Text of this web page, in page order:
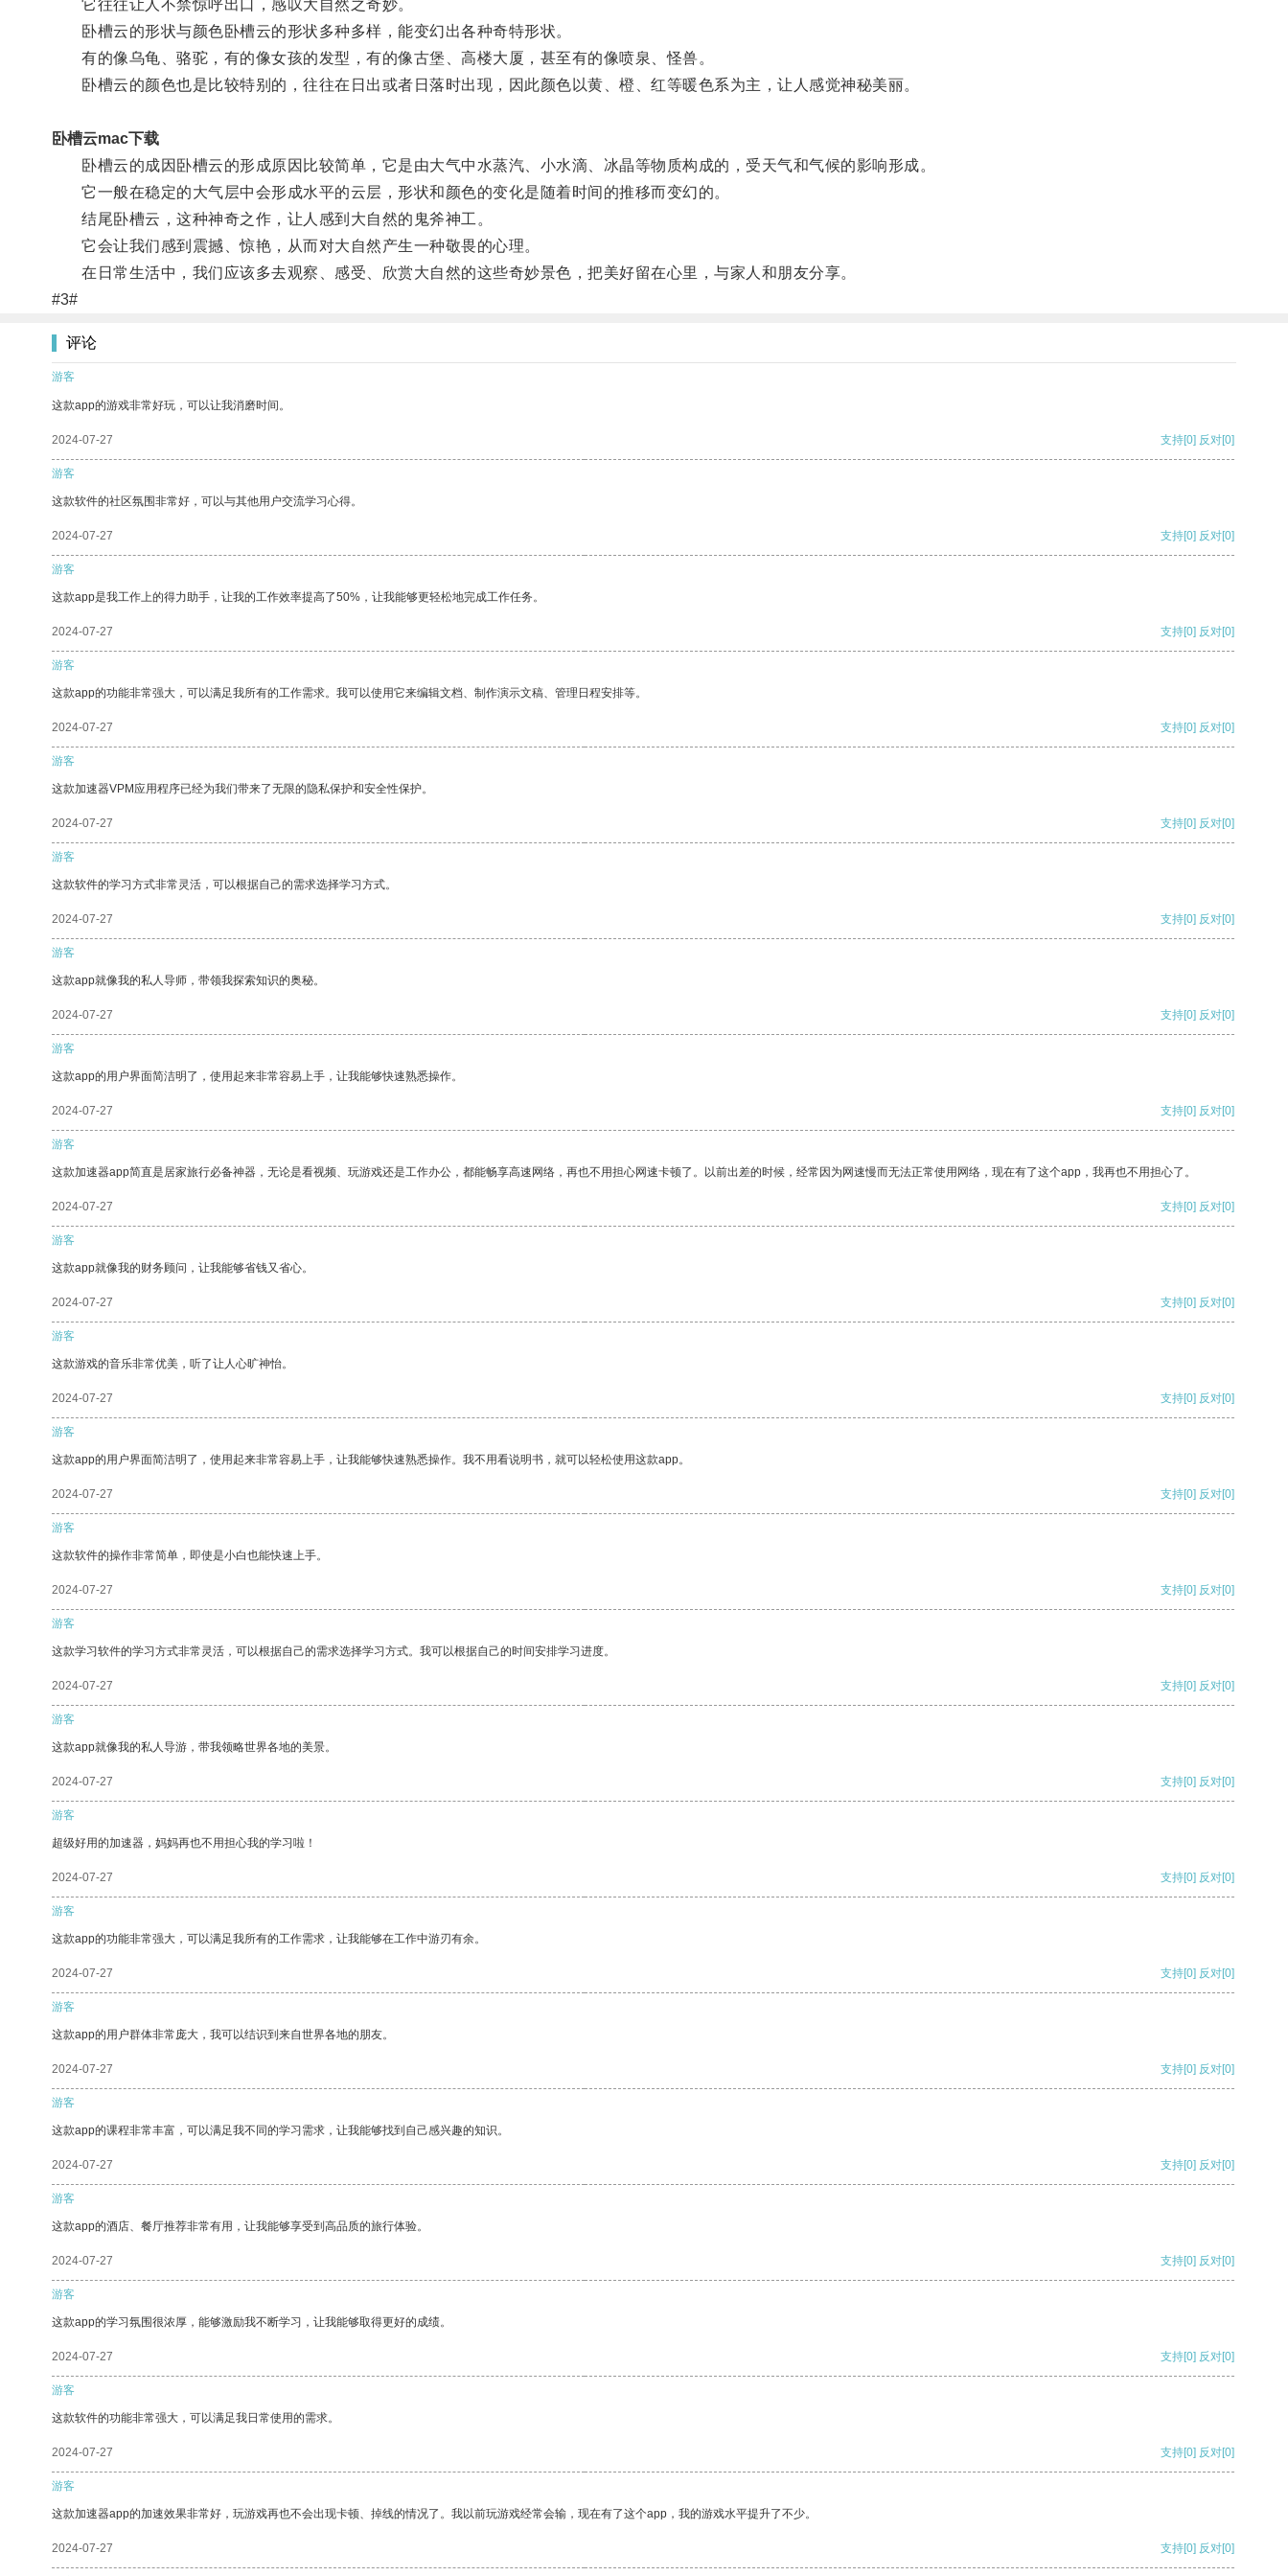
它往往让人不禁惊呼出口，感叹大自然之奇妙。
卧槽云的形状与颜色卧槽云的形状多种多样，能变幻出各种奇特形状。
有的像乌龟、骆驼，有的像女孩的发型，有的像古堡、高楼大厦，甚至有的像喷泉、怪兽。
卧槽云的颜色也是比较特别的，往往在日出或者日落时出现，因此颜色以黄、橙、红等暖色系为主，让人感觉神秘美丽。
卧槽云mac下载
卧槽云的成因卧槽云的形成原因比较简单，它是由大气中水蒸汽、小水滴、冰晶等物质构成的，受天气和气候的影响形成。
它一般在稳定的大气层中会形成水平的云层，形状和颜色的变化是随着时间的推移而变幻的。
结尾卧槽云，这种神奇之作，让人感到大自然的鬼斧神工。
它会让我们感到震撼、惊艳，从而对大自然产生一种敬畏的心理。
在日常生活中，我们应该多去观察、感受、欣赏大自然的这些奇妙景色，把美好留在心里，与家人和朋友分享。
#3#
评论
游客
这款app的游戏非常好玩，可以让我消磨时间。
2024-07-27 支持[0] 反对[0]
游客
这款软件的社区氛围非常好，可以与其他用户交流学习心得。
2024-07-27 支持[0] 反对[0]
游客
这款app是我工作上的得力助手，让我的工作效率提高了50%，让我能够更轻松地完成工作任务。
2024-07-27 支持[0] 反对[0]
游客
这款app的功能非常强大，可以满足我所有的工作需求。我可以使用它来编辑文档、制作演示文稿、管理日程安排等。
2024-07-27 支持[0] 反对[0]
游客
这款加速器VPM应用程序已经为我们带来了无限的隐私保护和安全性保护。
2024-07-27 支持[0] 反对[0]
游客
这款软件的学习方式非常灵活，可以根据自己的需求选择学习方式。
2024-07-27 支持[0] 反对[0]
游客
这款app就像我的私人导师，带领我探索知识的奥秘。
2024-07-27 支持[0] 反对[0]
游客
这款app的用户界面简洁明了，使用起来非常容易上手，让我能够快速熟悉操作。
2024-07-27 支持[0] 反对[0]
游客
这款加速器app简直是居家旅行必备神器，无论是看视频、玩游戏还是工作办公，都能畅享高速网络，再也不用担心网速卡顿了。以前出差的时候，经常因为网速慢而无法正常使用网络，现在有了这个app，我再也不用担心了。
2024-07-27 支持[0] 反对[0]
游客
这款app就像我的财务顾问，让我能够省钱又省心。
2024-07-27 支持[0] 反对[0]
游客
这款游戏的音乐非常优美，听了让人心旷神怡。
2024-07-27 支持[0] 反对[0]
游客
这款app的用户界面简洁明了，使用起来非常容易上手，让我能够快速熟悉操作。我不用看说明书，就可以轻松使用这款app。
2024-07-27 支持[0] 反对[0]
游客
这款软件的操作非常简单，即使是小白也能快速上手。
2024-07-27 支持[0] 反对[0]
游客
这款学习软件的学习方式非常灵活，可以根据自己的需求选择学习方式。我可以根据自己的时间安排学习进度。
2024-07-27 支持[0] 反对[0]
游客
这款app就像我的私人导游，带我领略世界各地的美景。
2024-07-27 支持[0] 反对[0]
游客
超级好用的加速器，妈妈再也不用担心我的学习啦！
2024-07-27 支持[0] 反对[0]
游客
这款app的功能非常强大，可以满足我所有的工作需求，让我能够在工作中游刃有余。
2024-07-27 支持[0] 反对[0]
游客
这款app的用户群体非常庞大，我可以结识到来自世界各地的朋友。
2024-07-27 支持[0] 反对[0]
游客
这款app的课程非常丰富，可以满足我不同的学习需求，让我能够找到自己感兴趣的知识。
2024-07-27 支持[0] 反对[0]
游客
这款app的酒店、餐厅推荐非常有用，让我能够享受到高品质的旅行体验。
2024-07-27 支持[0] 反对[0]
游客
这款app的学习氛围很浓厚，能够激励我不断学习，让我能够取得更好的成绩。
2024-07-27 支持[0] 反对[0]
游客
这款软件的功能非常强大，可以满足我日常使用的需求。
2024-07-27 支持[0] 反对[0]
游客
这款加速器app的加速效果非常好，玩游戏再也不会出现卡顿、掉线的情况了。我以前玩游戏经常会输，现在有了这个app，我的游戏水平提升了不少。
2024-07-27 支持[0] 反对[0]